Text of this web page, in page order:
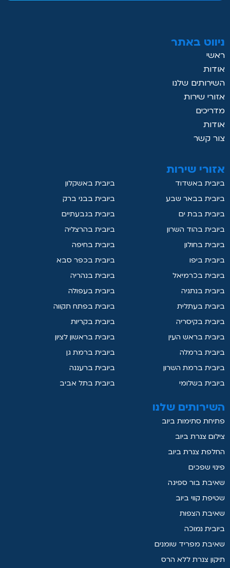
ניווט באתר
ראשי
אודות
השירותים שלנו
אזורי שירות
מדריכים
אודות
צור קשר
אזורי שירות
ביובית באשדוד
ביובית באשקלון
ביובית בבאר שבע
ביובית בבני ברק
ביובית בבת ים
ביובית בגבעתיים
ביובית בהוד השרון
ביובית בהרצליה
ביובית בחולון
ביובית בחיפה
ביובית ביפו
ביובית בכפר סבא
ביובית בכרמיאל
ביובית בנהריה
ביובית בנתניה
ביובית בעפולה
ביובית בעתלית
ביובית בפתח תקווה
ביובית בקיסריה
ביובית בקריות
ביובית בראש העין
ביובית בראשון לציון
ביובית ברמלה
ביובית ברמת גן
ביובית ברמת השרון
ביובית ברעננה
ביובית בשלומי
ביובית בתל אביב
השירותים שלנו
פתיחת סתימות ביוב
צילום צנרת ביוב
החלפת צנרת ביוב
פינוי שפכים
שאיבת בור ספיגה
שטיפת קווי ביוב
שאיבת הצפות
ביובית נמוכה
שאיבת מפריד שומנים
תיקון צנרת ללא הרס